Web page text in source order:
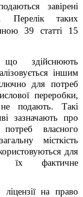
завірені
Перелік таких
39 статті 15
що здійснюють
іншим
для потреб
переробки,
не подають. Такі
зазначають про
власного
місткість
для
їх фактичне
на право